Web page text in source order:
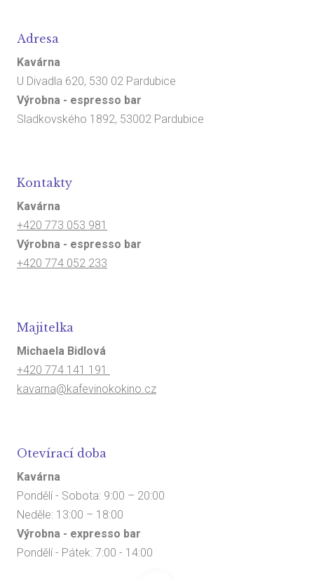
Adresa
Kavárna
U Divadla 620, 530 02 Pardubice
Výrobna - espresso bar
Sladkovského 1892, 53002 Pardubice
Kontakty
Kavárna
+420 773 053 981
Výrobna - espresso bar
+420 774 052 233
Majitelka
Michaela Bidlová
+420 774 141 191
kavarna@kafevinokokino.cz
Otevírací doba
Kavárna
Pondělí - Sobota: 9:00 – 20:00
Neděle: 13:00 – 18:00
Výrobna - expresso bar
Pondělí - Pátek: 7:00 - 14:00